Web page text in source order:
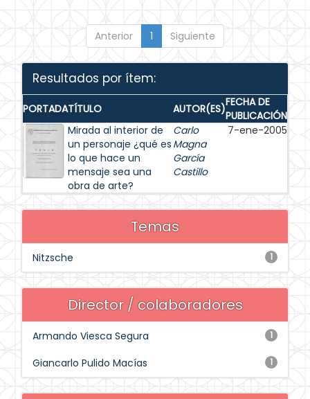
Anterior 1 Siguiente
Resultados por ítem:
PORTADATÍTULO AUTOR(ES)FECHA DE
PUBLICACIÓN
Mirada al interior de
un personaje ¿qué es
lo que hace un
mensaje sea una
obra de arte?
Carlo
Magna
García
Castillo
7-ene-2005
Temas
1
Nitzsche
Director / colaboradores
1
Armando Viesca Segura
1
Giancarlo Pulido Macías